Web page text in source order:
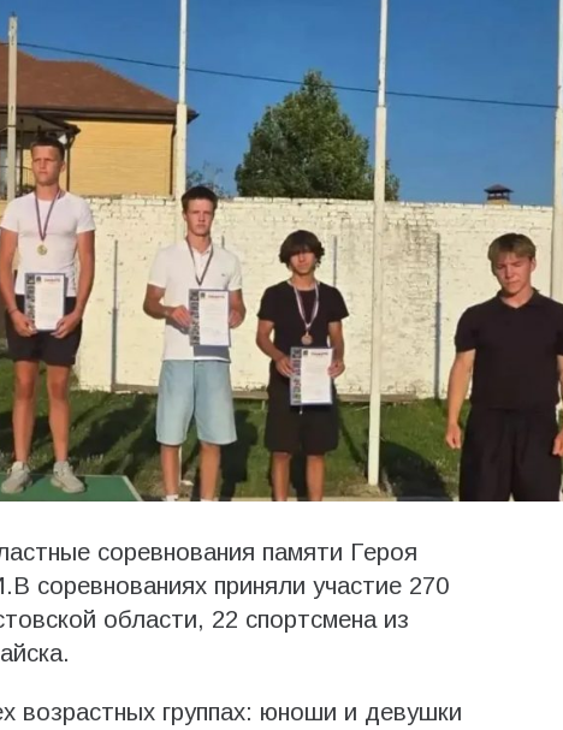
соревнования памяти Героя
соревнованиях приняли участие 270
области, 22 спортсмена из
возрастных группах: юноши и девушки